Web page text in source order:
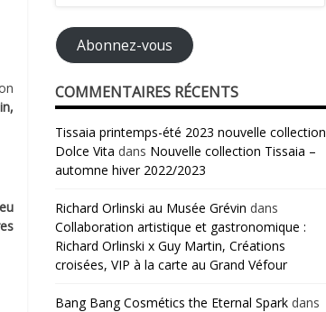
mail
Abonnez-vous
COMMENTAIRES RÉCENTS
Tissaia printemps-été 2023 nouvelle collection
Dolce Vita dans Nouvelle collection Tissaia –
automne hiver 2022/2023
Richard Orlinski au Musée Grévin dans
Collaboration artistique et gastronomique :
Richard Orlinski x Guy Martin, Créations
croisées, VIP à la carte au Grand Véfour
Bang Bang Cosmétics the Eternal Spark dans